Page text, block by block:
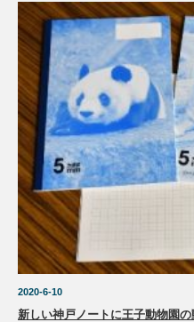
2020-6-10
新しい神戸ノートに王子動物園